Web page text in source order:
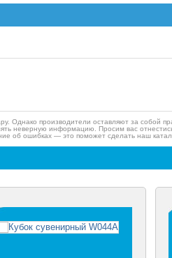
Однако производители оставляют за собой
неверную информацию. Просим вас
об ошибках — это поможет сделать наш